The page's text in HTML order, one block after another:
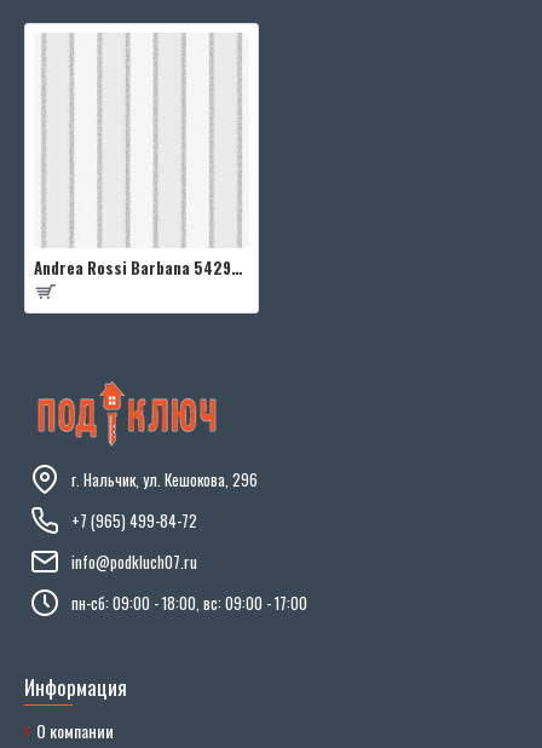
Andrea Rossi Barbana 54292-2
г. Нальчик, ул. Кешокова, 296
+7 (965) 499-84-72
info@podkluch07.ru
пн-сб: 09:00 - 18:00, вс: 09:00 - 17:00
Информация
О компании